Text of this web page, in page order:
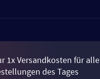
1x Versandkosten für alle
des Tages